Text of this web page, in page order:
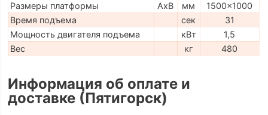
Размеры платформы
AxB мм
1500x1000
Время подъема
сек
31
Мощность двигателя подъема
кВт
1,5
Вес
кг 480
Информация об оплате и
доставке (Пятигорск)